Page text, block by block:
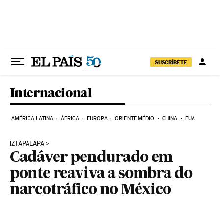
SUSCRÍBETE
Internacional
AMÉRICA LATINA ÁFRICA EUROPA ORIENTE MÉDIO CHINA EUA
IZTAPALAPA
Cadáver pendurado em
ponte reaviva a sombra do
narcotráfico no México